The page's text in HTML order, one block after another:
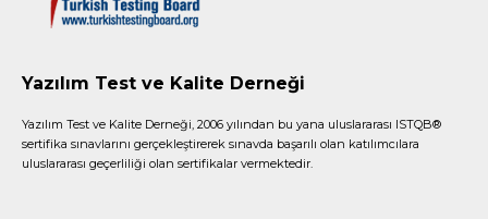
Yazılım Test ve Kalite Derneği
Yazılım Test ve Kalite Derneği, 2006 yılından bu yana uluslararası ISTQB®
sertifika sınavlarını gerçekleştirerek sınavda başarılı olan katılımcılara
uluslararası geçerliliği olan sertifikalar vermektedir.